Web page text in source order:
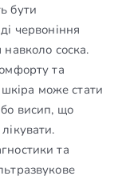
бути
червоніння
соска.
та
шкіра може стати
висип, що
та